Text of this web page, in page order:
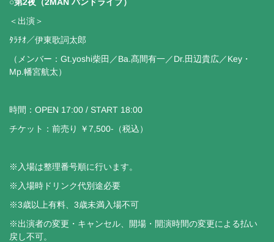
＜出演＞
ﾀﾗﾁｵ／伊東歌詞太郎
（メンバー：Gt.yoshi柴田／Ba.髙間有一／Dr.田辺貴広／Key・
Mp.幡宮航太）
時間：OPEN 17:00 / START 18:00
チケット：前売り ￥7,500-（税込）
※入場は整理番号順に行います。
※入場時ドリンク代別途必要
※3歳以上有料、3歳未満入場不可
※出演者の変更・キャンセル、開場・開演時間の変更による払い
戻し不可。